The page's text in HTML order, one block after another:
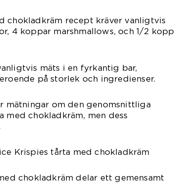
chokladkräm recept kräver vanligtvis
4 koppar marshmallows, och 1/2 kopp
mäts i en fyrkantig bar,
på storlek och ingredienser.
mätningar om den genomsnittliga
med chokladkräm, men dess
Krispies tårta med chokladkräm
chokladkräm delar ett gemensamt